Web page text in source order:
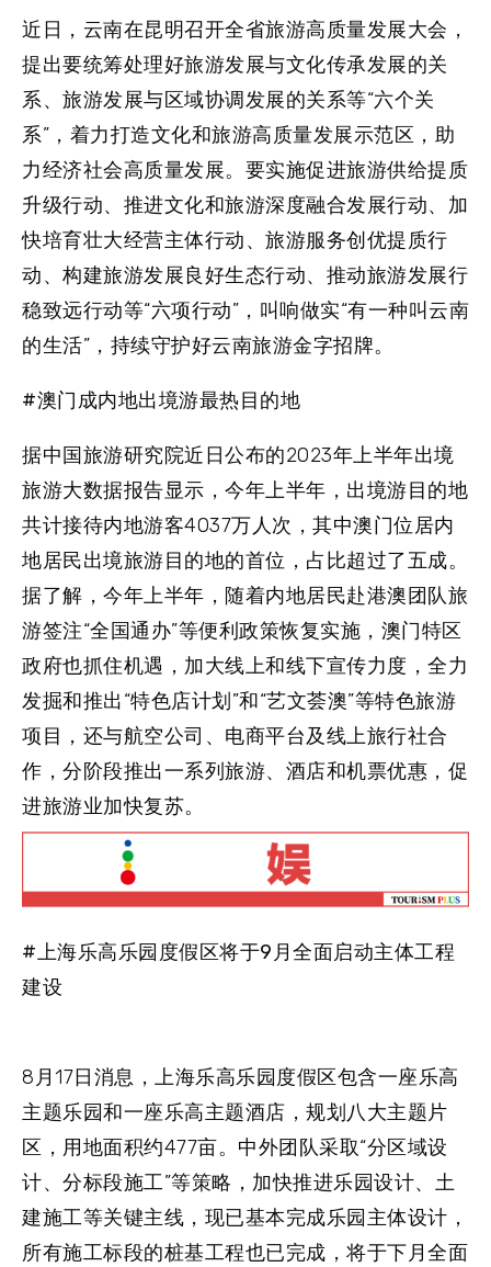
近日，云南在昆明召开全省旅游高质量发展大会，
提出要统筹处理好旅游发展与文化传承发展的关
系、旅游发展与区域协调发展的关系等“六个关
系”，着力打造文化和旅游高质量发展示范区，助
力经济社会高质量发展。要实施促进旅游供给提质
升级行动、推进文化和旅游深度融合发展行动、加
快培育壮大经营主体行动、旅游服务创优提质行
动、构建旅游发展良好生态行动、推动旅游发展行
稳致远行动等“六项行动”，叫响做实“有一种叫云南
的生活”，持续守护好云南旅游金字招牌。
#澳门成内地出境游最热目的地
据中国旅游研究院近日公布的2023年上半年出境
旅游大数据报告显示，今年上半年，出境游目的地
共计接待内地游客4037万人次，其中澳门位居内
地居民出境旅游目的地的首位，占比超过了五成。
据了解，今年上半年，随着内地居民赴港澳团队旅
游签注“全国通办”等便利政策恢复实施，澳门特区
政府也抓住机遇，加大线上和线下宣传力度，全力
发掘和推出“特色店计划”和“艺文荟澳”等特色旅游
项目，还与航空公司、电商平台及线上旅行社合
作，分阶段推出一系列旅游、酒店和机票优惠，促
进旅游业加快复苏。
#上海乐高乐园度假区将于9月全面启动主体工程
建设
8月17日消息，上海乐高乐园度假区包含一座乐高
主题乐园和一座乐高主题酒店，规划八大主题片
区，用地面积约477亩。中外团队采取“分区域设
计、分标段施工”等策略，加快推进乐园设计、土
建施工等关键主线，现已基本完成乐园主体设计，
所有施工标段的桩基工程也已完成，将于下月全面